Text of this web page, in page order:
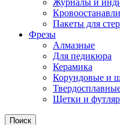
Журналы и
Пакеты для
Фрезы
Алмазные
Для педикюра
Керамика
Корундовые и
Щетки и
Поиск